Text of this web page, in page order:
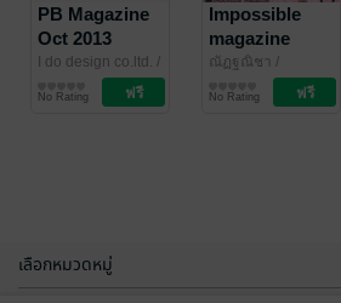
No. 116
ทีมงาน REAL
PARENTING
Amarin Magazine
นิตยสารแม่และเด็ก
1 Rating
I Do Design/ PB
E-Magazine
นิตยสารแม่และเด็ก
No Rating
PB Magazine
Oct 2013
(Pregnancy &
I do design co.ltd. /
PB E-Magazine
นิตยสารแม่และเด็ก
No Rating
Impossible
magazine
No.19
ณัฏฐณิชา /
IMPOSSIBLE
magazine
นิตยสารแม่และเด็ก
No Rating
เลือกหมวดหมู่